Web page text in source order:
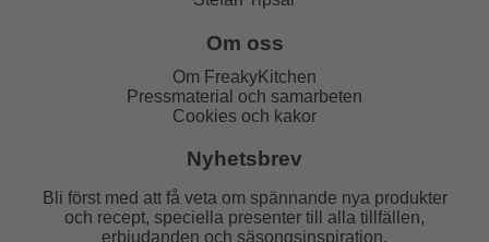
Om oss
Om FreakyKitchen
Pressmaterial och samarbeten
Cookies och kakor
Nyhetsbrev
Bli först med att få veta om spännande nya produkter
och recept, speciella presenter till alla tillfällen,
erbjudanden och säsongsinspiration.